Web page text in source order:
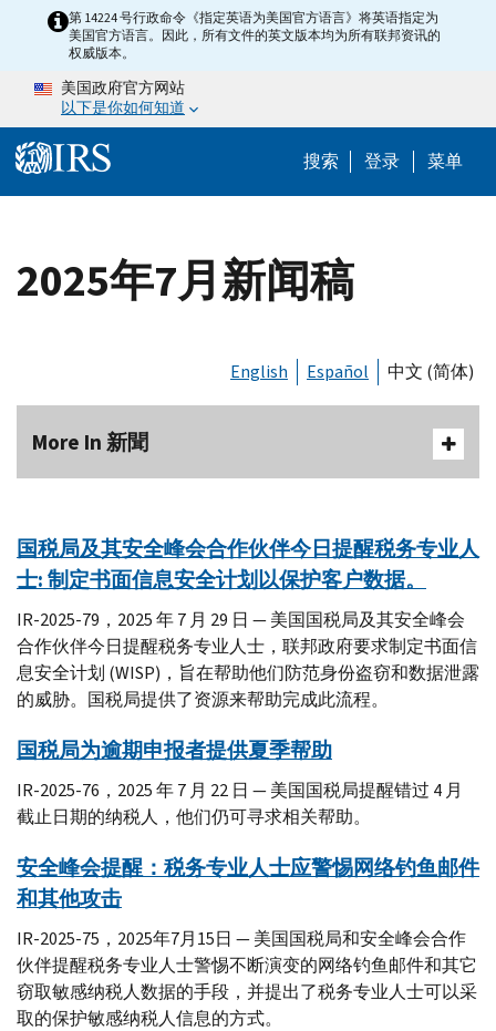
Skip to main content
第 14224 号行政命令《指定英语为美国官方语言》将英语指定为
美国官方语言。因此，所有文件的英文版本均为所有联邦资讯的
权威版本。
美国政府官方网站
以下是你如何知道
搜索 Help
登录 菜单
2025年7月新闻稿
English Español 中文 (简体)
More In 新聞
国税局及其安全峰会合作伙伴今日提醒税务专业人
士: 制定书面信息安全计划以保护客户数据。
IR-2025-79，2025 年 7 月 29 日 — 美国国税局及其安全峰会
合作伙伴今日提醒税务专业人士，联邦政府要求制定书面信
息安全计划 (WISP)，旨在帮助他们防范身份盗窃和数据泄露
的威胁。国税局提供了资源来帮助完成此流程。
国税局为逾期申报者提供夏季帮助
IR-2025-76，2025 年 7 月 22 日 — 美国国税局提醒错过 4 月
截止日期的纳税人，他们仍可寻求相关帮助。
安全峰会提醒：税务专业人士应警惕网络钓鱼邮件
和其他攻击
IR-2025-75，2025年7月15日 — 美国国税局和安全峰会合作
伙伴提醒税务专业人士警惕不断演变的网络钓鱼邮件和其它
窃取敏感纳税人数据的手段，并提出了税务专业人士可以采
取的保护敏感纳税人信息的方式。